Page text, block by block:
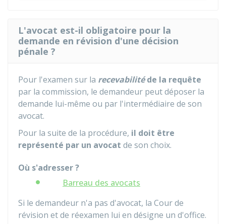
L'avocat est-il obligatoire pour la
demande en révision d'une décision
pénale ?
Pour l'examen sur la recevabilitéde la requête
par la commission, le demandeur peut déposer la
demande lui-même ou par l'intermédiaire de son
avocat.
Pour la suite de la procédure, il doit être
représenté par un avocat de son choix.
Où s'adresser ?
Barreau des avocats
Si le demandeur n'a pas d'avocat, la Cour de
révision et de réexamen lui en désigne un d'office.